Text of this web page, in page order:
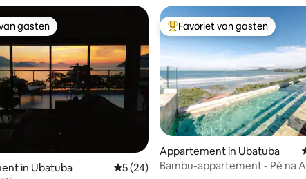
4,99 op 5, 424 recensies
gasten
gasten
in Ubatuba Gemiddelde beoordeling van 5 op 5, 24
5 (24)
Topfavoriet van gasten
Favoriet van gasten
Appartement in Ubatuba
Bambu-appartement - Pé na